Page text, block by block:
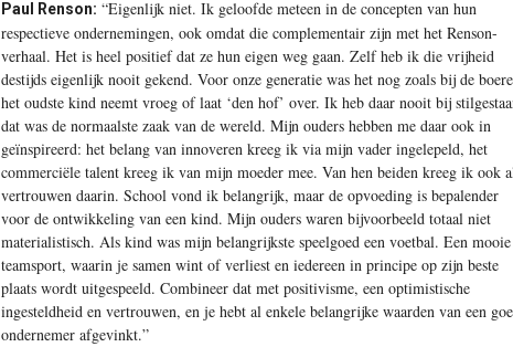
Paul Renson: “Eigenlijk niet. Ik geloofde meteen in de concepten van hun
respectieve ondernemingen, ook omdat die complementair zijn met het Renson-
verhaal. Het is heel positief dat ze hun eigen weg gaan. Zelf heb ik die vrijheid
destijds eigenlijk nooit gekend. Voor onze generatie was het nog zoals bij de
het oudste kind neemt vroeg of laat ‘den hof’ over. Ik heb daar nooit bij
dat was de normaalste zaak van de wereld. Mijn ouders hebben me daar ook in
geïnspireerd: het belang van innoveren kreeg ik via mijn vader ingelepeld, het
commerciële talent kreeg ik van mijn moeder mee. Van hen beiden kreeg ik ook
vertrouwen daarin. School vond ik belangrijk, maar de opvoeding is bepalender
voor de ontwikkeling van een kind. Mijn ouders waren bijvoorbeeld totaal niet
materialistisch. Als kind was mijn belangrijkste speelgoed een voetbal. Een mooie
teamsport, waarin je samen wint of verliest en iedereen in principe op zijn beste
plaats wordt uitgespeeld. Combineer dat met positivisme, een optimistische
ingesteldheid en vertrouwen, en je hebt al enkele belangrijke waarden van een
ondernemer afgevinkt.”